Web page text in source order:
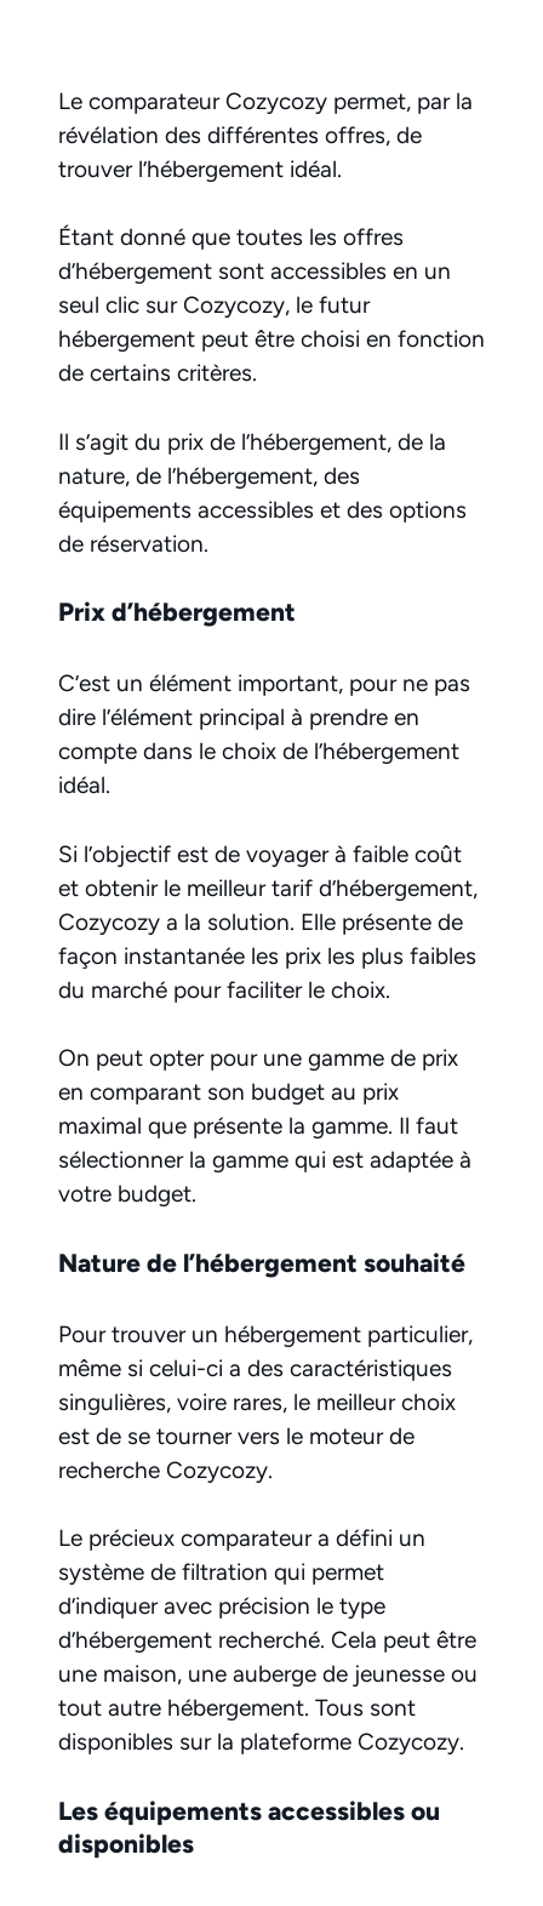
Le comparateur Cozycozy permet, par la
révélation des différentes offres, de
trouver l’hébergement idéal.
Étant donné que toutes les offres
d’hébergement sont accessibles en un
seul clic sur Cozycozy, le futur
hébergement peut être choisi en fonction
de certains critères.
Il s’agit du prix de l’hébergement, de la
nature, de l’hébergement, des
équipements accessibles et des options
de réservation.
Prix d’hébergement
C’est un élément important, pour ne pas
dire l’élément principal à prendre en
compte dans le choix de l’hébergement
idéal.
Si l’objectif est de voyager à faible coût
et obtenir le meilleur tarif d’hébergement,
Cozycozy a la solution. Elle présente de
façon instantanée les prix les plus faibles
du marché pour faciliter le choix.
On peut opter pour une gamme de prix
en comparant son budget au prix
maximal que présente la gamme. Il faut
sélectionner la gamme qui est adaptée à
votre budget.
Nature de l’hébergement souhaité
Pour trouver un hébergement particulier,
même si celui-ci a des caractéristiques
singulières, voire rares, le meilleur choix
est de se tourner vers le moteur de
recherche Cozycozy.
Le précieux comparateur a défini un
système de filtration qui permet
d’indiquer avec précision le type
d’hébergement recherché. Cela peut être
une maison, une auberge de jeunesse ou
tout autre hébergement. Tous sont
disponibles sur la plateforme Cozycozy.
Les équipements accessibles ou
disponibles